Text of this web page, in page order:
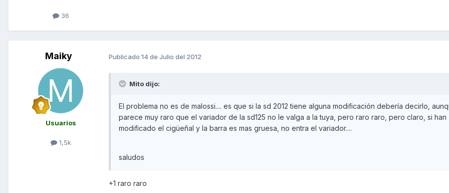
36
Maiky
Usuarios
1,5k
Publicado 14 de Julio del 2012
Mito dijo:
El problema no es de malossi.... es que si la sd 2012 tiene alguna modificación debería decirlo,
parece muy raro que el variador de la sd125 no le valga a la tuya, pero raro raro, pero claro, si han
modificado el cigüeñal y la barra es mas gruesa, no entra el variador....
saludos
+1 raro raro